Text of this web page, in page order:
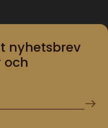
nyhetsbrev
och